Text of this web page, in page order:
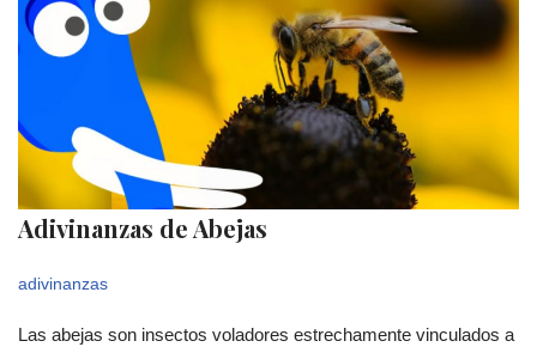
Adivinanzas de Abejas
adivinanzas
Las abejas son insectos voladores estrechamente vinculados a